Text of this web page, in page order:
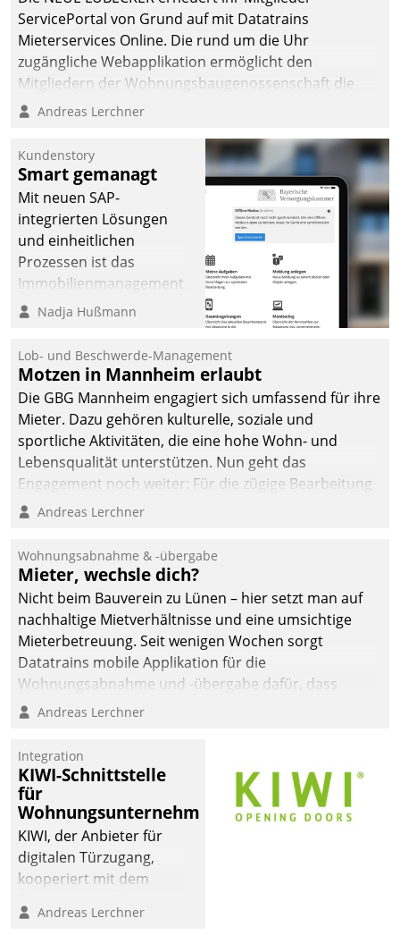
ServicePortal von Grund auf mit Datatrains
Mieterservices Online. Die rund um die Uhr
zugängliche Webapplikation ermöglicht den
Mitgliedern der Wohnungs­bau­genossenschaft die
Kontaktaufnahme per Smartphone, Tablet oder PC.
Andreas Lerchner
Kundenstory
Smart gemanagt
Mit neuen SAP-
integrierten Lösungen
und einheitlichen
Prozessen ist das
Immobilienmanagement
der Bayerischen
Ressort Kapitalanlage für
künftige Aufgaben und
Herausforderungen
gerüstet.
Nadja Hußmann
Lob- und Beschwerde-Management
Motzen in Mannheim erlaubt
Die GBG Mannheim engagiert sich umfassend für ihre
Mieter. Dazu gehören kulturelle, soziale und
sportliche Aktivitäten, die eine hohe Wohn- und
Lebensqualität unterstützen. Nun geht das
Engagement noch weiter: Für die zügige Bearbeitung
von Beschwerden – oder Lob – richtet das
und Beschwerde-Management einen eigenen Kanal
ein.
Andreas Lerchner
Wohnungsabnahme & -übergabe
Mieter, wechsle dich?
Nicht beim Bauverein zu Lünen – hier setzt man auf
nachhaltige Mietverhältnisse und eine umsichtige
Mieterbetreuung. Seit wenigen Wochen sorgt
Datatrains mobile Applikation für die
Wohnungsabnahme und -übergabe dafür, dass
Mieter wohlgeordnet kommen und, so es sein muss,
Andreas Lerchner
Integration
KIWI-Schnittstelle
für
Wohnungsunternehmen
KIWI, der Anbieter für
digitalen Türzugang,
kooperiert mit dem
Softwareentwicklungshaus
Andreas Lerchner